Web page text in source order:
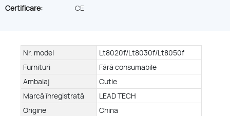
Certificare:
CE
Nr. model
Lt8020f/Lt8030f/Lt8050f
Furnituri
Fără consumabile
Ambalaj
Cutie
Marcă înregistrată
LEAD TECH
Origine
China